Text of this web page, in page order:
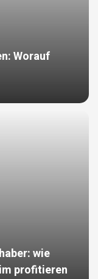
Worauf
wie
profitieren